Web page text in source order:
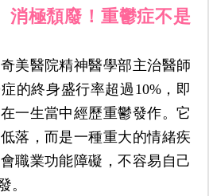
消極頹廢！重鬱症不是
美醫院精神醫學部主治醫師
的終身盛行率超過10%，即
一生當中經歷重鬱發作。它
落，而是一種重大的情緒疾
職業功能障礙，不容易自己
。